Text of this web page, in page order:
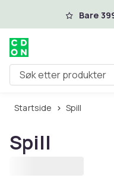
Hopp til Bare
Søk etter produkter
Startside Spill
Spill